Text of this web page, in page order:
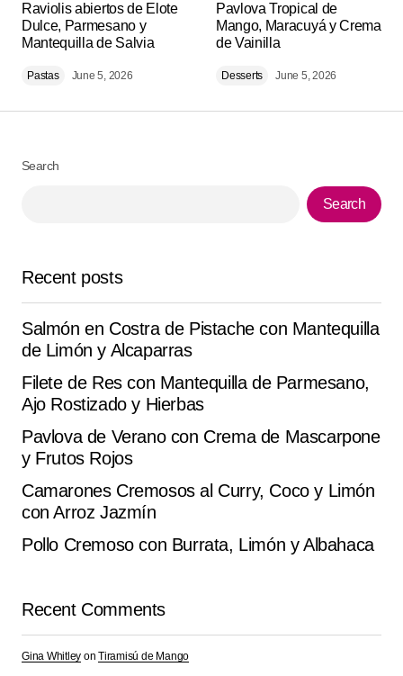
Required fields are marked*
Your Name
Save my name, email, and website in this browser for
the next time I comment.
Submit Comment
Raviolis abiertos de Elote
Dulce, Parmesano y
Mantequilla de Salvia
Pastas June 5, 2026
Pavlova Tropical de
Mango, Maracuyá y Crema
de Vainilla
Desserts June 5, 2026
Search
Search
Recent posts
Salmón en Costra de Pistache con Mantequilla
de Limón y Alcaparras
Filete de Res con Mantequilla de Parmesano,
Ajo Rostizado y Hierbas
Pavlova de Verano con Crema de Mascarpone
y Frutos Rojos
Camarones Cremosos al Curry, Coco y Limón
con Arroz Jazmín
Pollo Cremoso con Burrata, Limón y Albahaca
Recent Comments
Gina Whitley onTiramisú de Mango